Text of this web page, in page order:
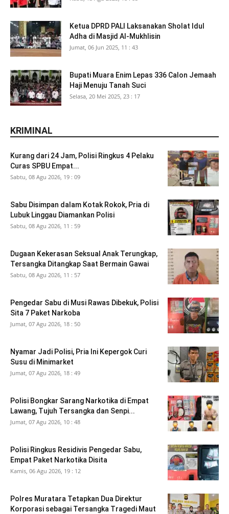
Ketua DPRD PALI Laksanakan Sholat Idul
Adha di Masjid Al-Mukhlisin
Jumat, 06 Jun 2025, 11 : 43
Bupati Muara Enim Lepas 336 Calon Jemaah
Haji Menuju Tanah Suci
Selasa, 20 Mei 2025, 23 : 17
KRIMINAL
Kurang dari 24 Jam, Polisi Ringkus 4 Pelaku
Curas SPBU Empat...
Sabtu, 08 Agu 2026, 19 : 09
Sabu Disimpan dalam Kotak Rokok, Pria di
Lubuk Linggau Diamankan Polisi
Sabtu, 08 Agu 2026, 11 : 59
Dugaan Kekerasan Seksual Anak Terungkap,
Tersangka Ditangkap Saat Bermain Gawai
Sabtu, 08 Agu 2026, 11 : 57
Pengedar Sabu di Musi Rawas Dibekuk, Polisi
Sita 7 Paket Narkoba
Jumat, 07 Agu 2026, 18 : 50
Nyamar Jadi Polisi, Pria Ini Kepergok Curi
Susu di Minimarket
Jumat, 07 Agu 2026, 18 : 49
Polisi Bongkar Sarang Narkotika di Empat
Lawang, Tujuh Tersangka dan Senpi...
Jumat, 07 Agu 2026, 10 : 48
Polisi Ringkus Residivis Pengedar Sabu,
Empat Paket Narkotika Disita
Kamis, 06 Agu 2026, 19 : 12
Polres Muratara Tetapkan Dua Direktur
Korporasi sebagai Tersangka Tragedi Maut